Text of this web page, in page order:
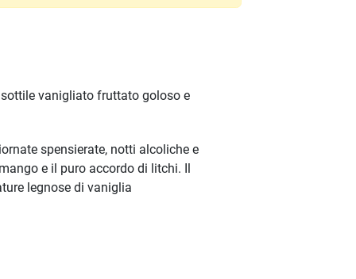
sottile vanigliato fruttato goloso e
spensierate, notti alcoliche e
e il puro accordo di litchi. Il
legnose di vaniglia